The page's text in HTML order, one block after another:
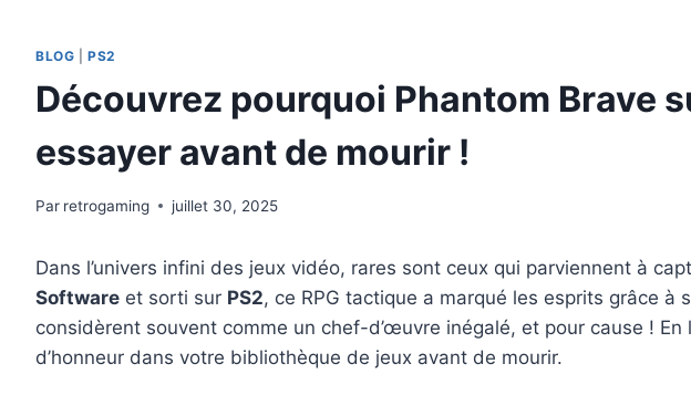
BLOG |PS2
Découvrez pourquoi Phantom Brave
essayer avant de mourir !
Par retrogaming juillet 30, 2025
Dans l’univers infini des jeux vidéo, rares sont ceux qui parviennent à
Software et sorti sur PS2, ce RPG tactique a marqué les esprits grâce
considèrent souvent comme un chef-d’œuvre inégalé, et pour cause !
d’honneur dans votre bibliothèque de jeux avant de mourir.